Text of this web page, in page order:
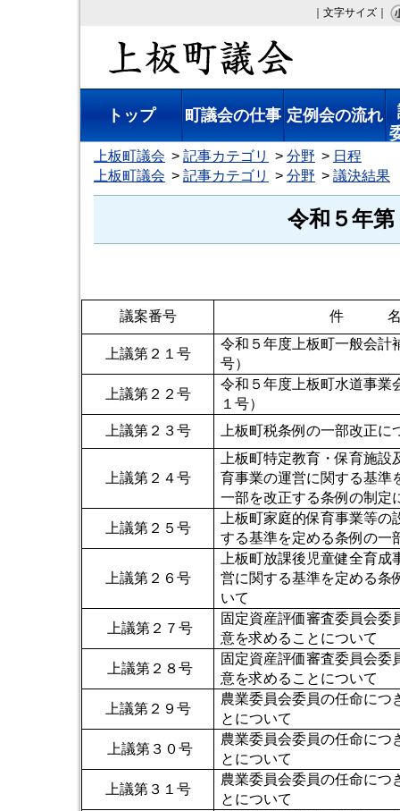
｜文字サイズ｜
トップ 町議会の仕事 定例会の流れ
上板町議会 記事カテゴリ 分野
日程
上板町議会
記事カテゴリ 分野 議決結果
令和５年
議案番号 件
上議第２１号
令和５年度上板町一般会計
号）
上議第２２号
令和５年度上板町水道事業
１号）
上議第２３号
上板町税条例の一部改正に
上議第２４号
上板町特定教育・保育施設
育事業の運営に関する基準
一部を改正する条例の制定
上議第２５号
上板町家庭的保育事業等の
する基準を定める条例の一
上議第２６号
上板町放課後児童健全育成
営に関する基準を定める条
いて
上議第２７号
固定資産評価審査委員会委
意を求めることについて
上議第２８号
固定資産評価審査委員会委
意を求めることについて
上議第２９号
農業委員会委員の任命につ
とについて
上議第３０号
農業委員会委員の任命につ
とについて
上議第３１号
農業委員会委員の任命につ
とにつ